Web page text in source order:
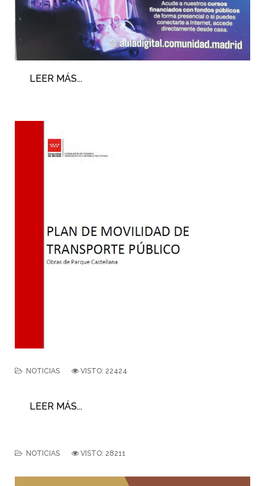
LEER MÁS...
NOTICIAS VISTO: 22424
LEER MÁS...
NOTICIAS VISTO: 28211